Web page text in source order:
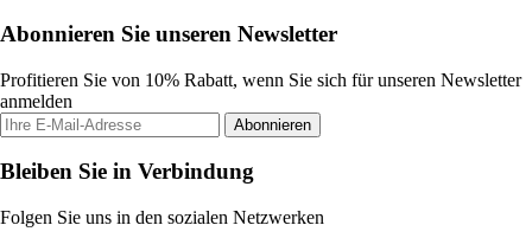
Abonnieren Sie unseren Newsletter
Profitieren Sie von 10% Rabatt, wenn Sie sich für unseren Newsletter
anmelden
Abonnieren
Bleiben Sie in Verbindung
Folgen Sie uns in den sozialen Netzwerken